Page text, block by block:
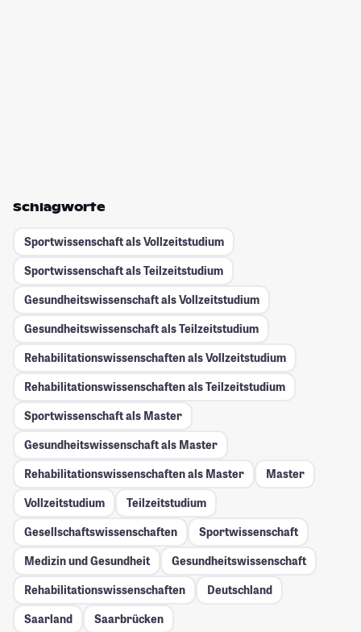
Schlagworte
Sportwissenschaft als Vollzeitstudium
Sportwissenschaft als Teilzeitstudium
Gesundheitswissenschaft als Vollzeitstudium
Gesundheitswissenschaft als Teilzeitstudium
Rehabilitationswissenschaften als Vollzeitstudium
Rehabilitationswissenschaften als Teilzeitstudium
Sportwissenschaft als Master
Gesundheitswissenschaft als Master
Rehabilitationswissenschaften als Master
Master
Vollzeitstudium
Teilzeitstudium
Gesellschafts­wissenschaften
Sportwissenschaft
Medizin und Gesundheit
Gesundheitswissenschaft
Rehabilitationswissenschaften
Deutschland
Saarland
Saarbrücken